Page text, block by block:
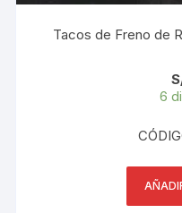
Tacos de Freno de
6